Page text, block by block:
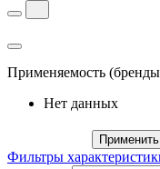
Применяемость
Нет данных
Применить
Фильтры